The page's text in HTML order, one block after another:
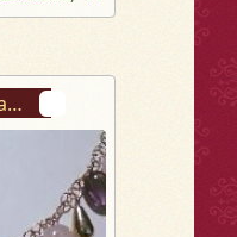
Arany - Valódi köves nyaklánc